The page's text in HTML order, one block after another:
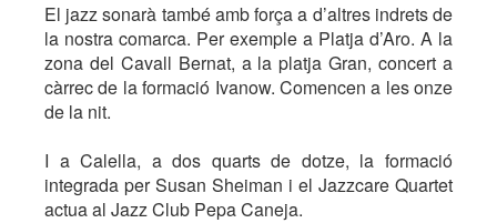
El jazz sonarà també amb força a d’altres indrets de
la nostra comarca. Per exemple a Platja d’Aro. A la
zona del Cavall Bernat, a la platja Gran, concert a
càrrec de la formació Ivanow. Comencen a les onze
de la nit.
I a Calella, a dos quarts de dotze, la formació
integrada per Susan Sheiman i el Jazzcare Quartet
actua al Jazz Club Pepa Caneja.